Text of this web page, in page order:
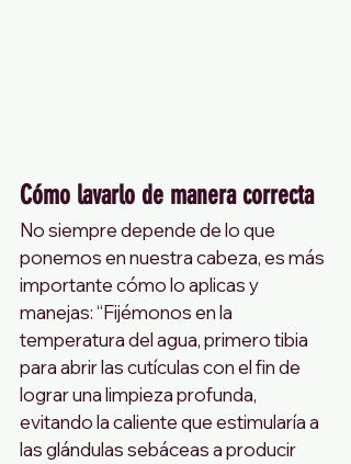
Cómo lavarlo de manera correcta
No siempre depende de lo que
ponemos en nuestra cabeza, es más
importante cómo lo aplicas y
manejas: “Fijémonos en la
temperatura del agua, primero tibia
para abrir las cutículas con el fin de
lograr una limpieza profunda,
evitando la caliente que estimularía a
las glándulas sebáceas a producir